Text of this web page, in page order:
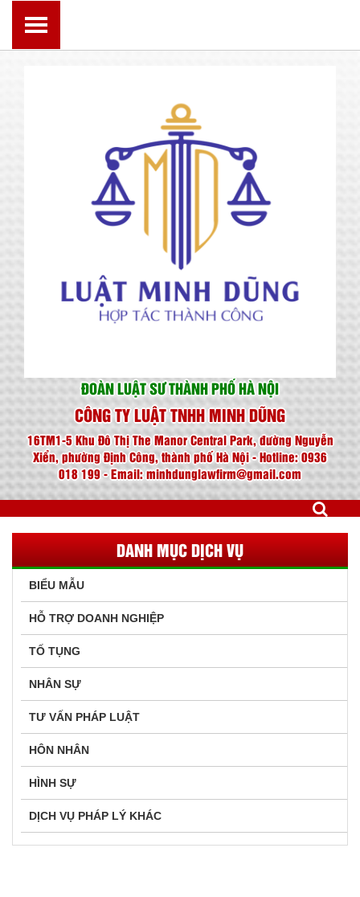
ĐOÀN LUẬT SƯ THÀNH PHỐ HÀ NỘI
CÔNG TY LUẬT TNHH MINH DŨNG
16TM1-5 Khu Đô Thị The Manor Central Park, đường Nguyễn
Xiển, phường Định Công, thành phố Hà Nội - Hotline: 0936
018 199 - Email: minhdunglawfirm@gmail.com
DANH MỤC DỊCH VỤ
BIỂU MẪU
HỖ TRỢ DOANH NGHIỆP
TỐ TỤNG
NHÂN SỰ
TƯ VẤN PHÁP LUẬT
HÔN NHÂN
HÌNH SỰ
DỊCH VỤ PHÁP LÝ KHÁC